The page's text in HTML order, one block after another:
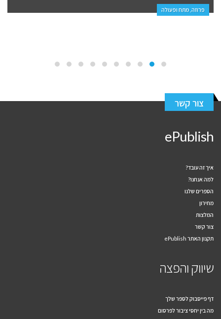
פרוזה, מתח ופעולה
צור קשר
ePublish
איך זה עובד?
למה אנחנו?
הספרים שלנו
מחירון
המלצות
צור קשר
תקנון האתר ePublish
שיווק והפצה
דף פייסבוק לספר שלך
מה בין יחסי ציבור לפרסום